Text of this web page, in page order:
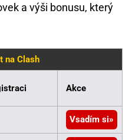
a výši bonusu, který
na Clash
Akce
Vsadím si